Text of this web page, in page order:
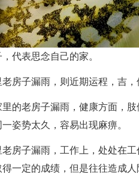
代表思念自己的家。
房子漏雨，则近期运程，吉
的老房子漏雨，健康方面，
姿势太久，容易出现麻痹。
老房子漏雨，工作上，处处在
一定的成绩，但是往往造成人